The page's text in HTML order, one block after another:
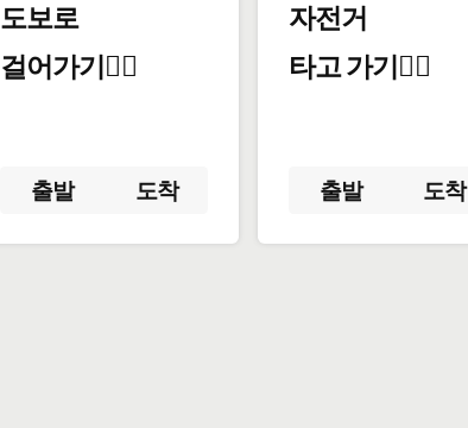
도보로
걸어가기🚶‍♂️
출발 도착
자전거
타고 가기🚴‍♀️
출발 도착